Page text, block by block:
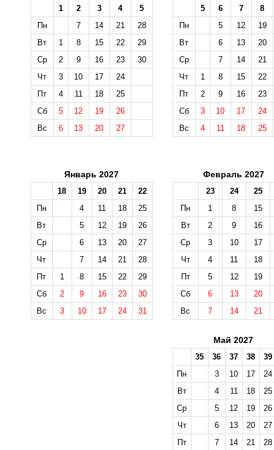
1 2 3 4
5
Пн
7 14 21
28
Вт
1 8 15 22
29
Ср
2 9 16 23
30
Чт
3 10 17
24
Пт
4 11 18
25
Сб
5 12 19
26
Вс
6 13 20 27
5 6 7
8
Пн
5 12
19
Вт
6 13
20
Ср
7 14
21
Чт
1 8 15
22
Пт
2 9 16
23
Сб
3 10 17
24
Вс
4 11 18 25
Январь 2027
18 19 20 21
22
Пн
4 11 18
25
Вт
5 12 19
26
Ср
6 13 20
27
Чт
7 14 21
28
Пт
1 8 15 22
29
Сб
2 9 16 23
30
Вс
3 10 17 24 31
Февраль 2027
23 24
25
Пн
1 8
15
Вт
2 9
16
Ср
3 10
17
Чт
4 11
18
Пт
5 12
19
Сб
6 13
20
Вс
7 14 21
Май 2027
35 36 37 38
39
Пн
3 10 17
24
Вт
4 11 18
25
Ср
5 12 19
26
Чт
6 13 20
27
Пт
7 14 21
28